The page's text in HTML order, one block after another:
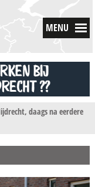
MENU
daags na eerdere